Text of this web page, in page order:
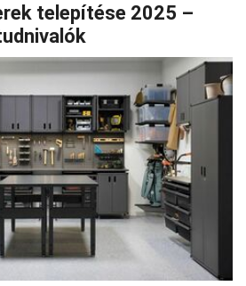
telepítése 2025 –